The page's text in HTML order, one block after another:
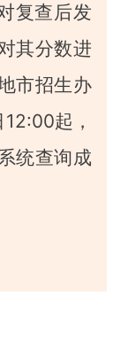
复查后发
其分数进
市招生办
起，
统查询成